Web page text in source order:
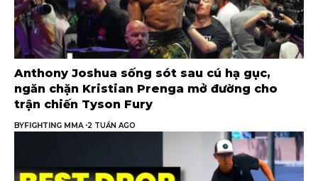
Anthony Joshua sống sót sau cú hạ gục,
ngăn chặn Kristian Prenga mở đường cho
trận chiến Tyson Fury
BYFIGHTING MMA 2 TUẦN AGO